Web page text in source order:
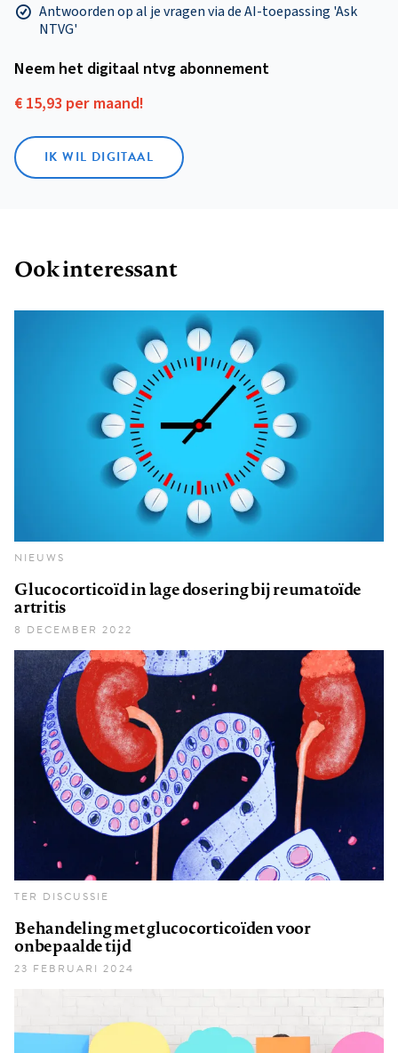
Antwoorden op al je vragen via de AI-toepassing 'Ask
NTVG'
Neem het digitaal ntvg abonnement
€ 15,93 per maand!
IK WIL DIGITAAL
Ook interessant
NIEUWS
Glucocorticoïd in lage dosering bij reumatoïde
artritis
8 DECEMBER 2022
TER DISCUSSIE
Behandeling met glucocorticoïden voor
onbepaalde tijd
23 FEBRUARI 2024